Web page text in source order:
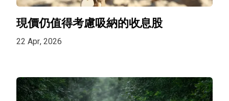
現價仍值得考慮吸納的收息股
22 Apr, 2026